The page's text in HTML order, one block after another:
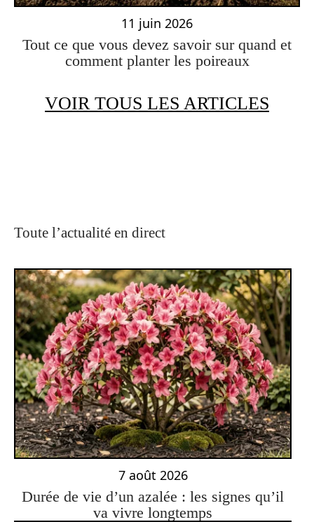
11 juin 2026
Tout ce que vous devez savoir sur quand et
comment planter les poireaux
VOIR TOUS LES ARTICLES
Toute l’actualité en direct
7 août 2026
Durée de vie d’un azalée : les signes qu’il
va vivre longtemps